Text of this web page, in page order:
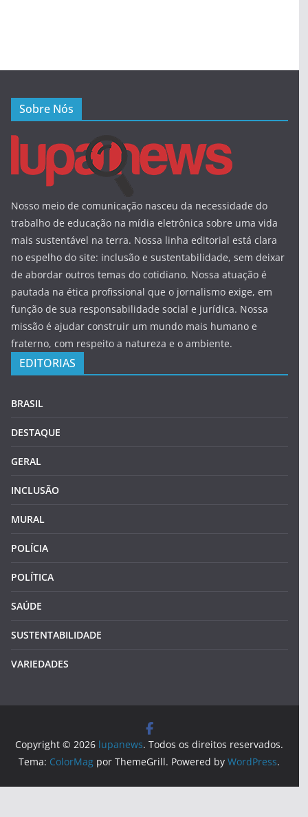
Sobre Nós
Nosso meio de comunicação nasceu da necessidade do
trabalho de educação na mídia eletrônica sobre uma vida
mais sustentável na terra. Nossa linha editorial está clara
no espelho do site: inclusão e sustentabilidade, sem deixar
de abordar outros temas do cotidiano. Nossa atuação é
pautada na ética profissional que o jornalismo exige, em
função de sua responsabilidade social e jurídica. Nossa
missão é ajudar construir um mundo mais humano e
fraterno, com respeito a natureza e o ambiente.
EDITORIAS
BRASIL
DESTAQUE
GERAL
INCLUSÃO
MURAL
POLÍCIA
POLÍTICA
SAÚDE
SUSTENTABILIDADE
VARIEDADES
Copyright © 2026 lupanews. Todos os direitos reservados.
Tema: ColorMag por ThemeGrill. Powered byWordPress.